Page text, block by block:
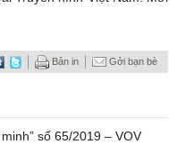
Gởi bạn bè
Bản in
số 65/2019 – VOV